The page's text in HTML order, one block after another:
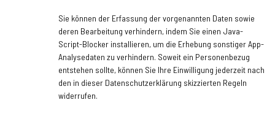
Sie können der Erfassung der vorgenannten Daten sowie
deren Bearbeitung verhindern, indem Sie einen Java-
Script-Blocker installieren, um die Erhebung sonstiger App-
Analysedaten zu verhindern. Soweit ein Personenbezug
entstehen sollte, können Sie Ihre Einwilligung jederzeit nach
den in dieser Datenschutzerklärung skizzierten Regeln
widerrufen.